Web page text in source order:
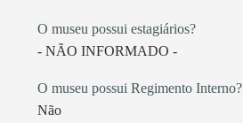
O museu possui estagiários?
- NÃO INFORMADO -
O museu possui Regimento Interno?
Não